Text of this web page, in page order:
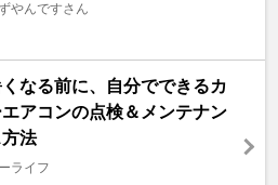
やんですさん
なる前に、自分でできるカ
エアコンの点検＆メンテナン
方法
ライフ